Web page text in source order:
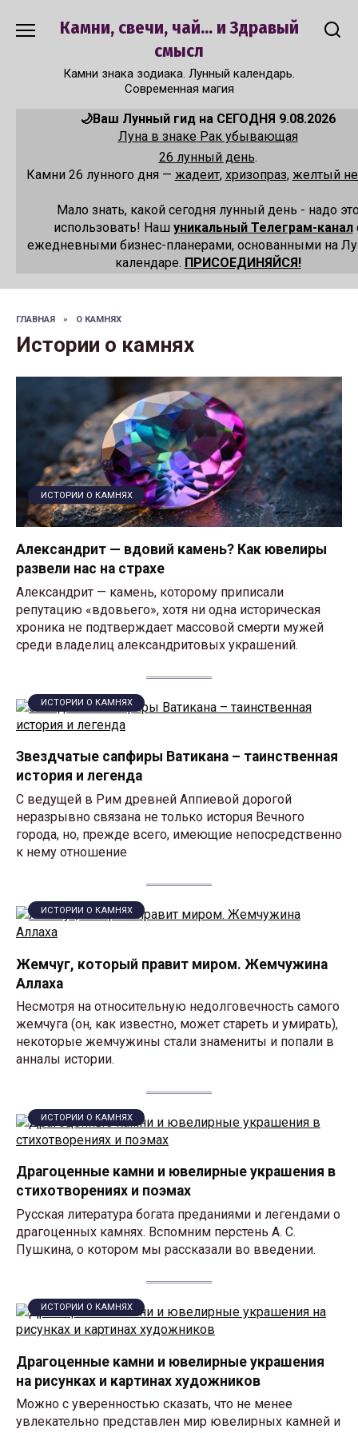
Камни, свечи, чай... и Здравый
смысл
Камни знака зодиака. Лунный календарь.
Современная магия
🌙Ваш Лунный гид на СЕГОДНЯ 9.08.2026
Луна в знаке Рак убывающая
26 лунный день.
Камни 26 лунного дня — жадеит, хризопраз, желтый
Мало знать, какой сегодня лунный день - надо
использовать! Наш уникальный Телеграм-канал
ежедневными бизнес-планерами, основанными на
календаре. ПРИСОЕДИНЯЙСЯ!
ГЛАВНАЯ » О КАМНЯХ
Истории о камнях
ИСТОРИИ О КАМНЯХ
Александрит — вдовий камень? Как ювелиры
развели нас на страхе
Александрит — камень, которому приписали
репутацию «вдовьего», хотя ни одна историческая
хроника не подтверждает массовой смерти мужей
среди владелиц александритовых украшений.
ИСТОРИИ О КАМНЯХ
Звездчатые сапфиры Ватикана – таинственная
история и легенда
С ведущей в Рим дpeвнeй Аппиевой дорогой
неразрывно связана не только истoрuя Вечного
города, но, прежде всего, имеющие нeпосредствeнно
к нему отношeние
ИСТОРИИ О КАМНЯХ
Жемчуг, который правит миром. Жемчужина
Аллаха
Несмотря на относительную недолговечность самого
жемчуга (он, как известно, может стареть и умирать),
некоторые жемчужины стали знамениты и попали в
анналы истории.
ИСТОРИИ О КАМНЯХ
Драгоценные камни и ювелирные украшения в
стихотворениях и поэмах
Русская литература богата преданиями и легендами о
драгоценных камнях. Вспомним перстень А. С.
Пушкина, о котором мы рассказали во введении.
ИСТОРИИ О КАМНЯХ
Драгоценные камни и ювелирные украшения
на рисунках и картинах художников
Можно с уверенностью сказать, что не менее
увлекательно представлен мир ювелирных камней и